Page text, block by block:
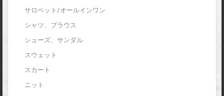
サロペット/オールインワン
シャツ、ブラウス
シューズ、サンダル
スウェット
スカート
ニット